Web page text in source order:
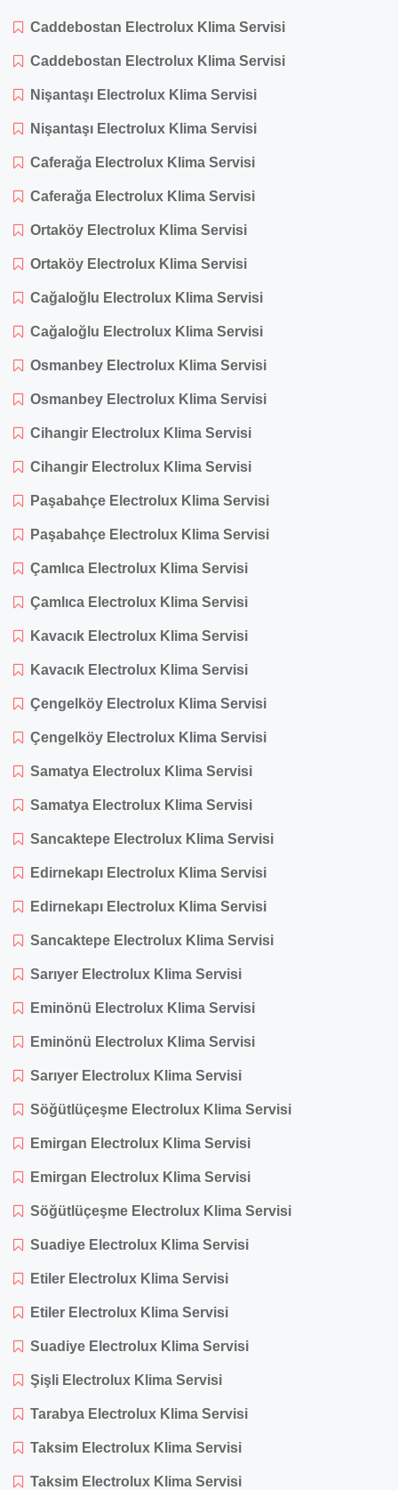
Caddebostan Electrolux Klima Servisi
Caddebostan Electrolux Klima Servisi
Nişantaşı Electrolux Klima Servisi
Nişantaşı Electrolux Klima Servisi
Caferağa Electrolux Klima Servisi
Caferağa Electrolux Klima Servisi
Ortaköy Electrolux Klima Servisi
Ortaköy Electrolux Klima Servisi
Cağaloğlu Electrolux Klima Servisi
Cağaloğlu Electrolux Klima Servisi
Osmanbey Electrolux Klima Servisi
Osmanbey Electrolux Klima Servisi
Cihangir Electrolux Klima Servisi
Cihangir Electrolux Klima Servisi
Paşabahçe Electrolux Klima Servisi
Paşabahçe Electrolux Klima Servisi
Çamlıca Electrolux Klima Servisi
Çamlıca Electrolux Klima Servisi
Kavacık Electrolux Klima Servisi
Kavacık Electrolux Klima Servisi
Çengelköy Electrolux Klima Servisi
Çengelköy Electrolux Klima Servisi
Samatya Electrolux Klima Servisi
Samatya Electrolux Klima Servisi
Sancaktepe Electrolux Klima Servisi
Edirnekapı Electrolux Klima Servisi
Edirnekapı Electrolux Klima Servisi
Sancaktepe Electrolux Klima Servisi
Sarıyer Electrolux Klima Servisi
Eminönü Electrolux Klima Servisi
Eminönü Electrolux Klima Servisi
Sarıyer Electrolux Klima Servisi
Söğütlüçeşme Electrolux Klima Servisi
Emirgan Electrolux Klima Servisi
Emirgan Electrolux Klima Servisi
Söğütlüçeşme Electrolux Klima Servisi
Suadiye Electrolux Klima Servisi
Etiler Electrolux Klima Servisi
Etiler Electrolux Klima Servisi
Suadiye Electrolux Klima Servisi
Şişli Electrolux Klima Servisi
Tarabya Electrolux Klima Servisi
Taksim Electrolux Klima Servisi
Taksim Electrolux Klima Servisi